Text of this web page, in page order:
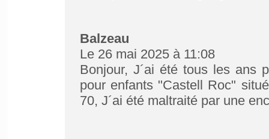
Balzeau
Le 26 mai 2025 à 11:08
Bonjour, J´ai été tous les ans
pour enfants "Castell Roc"
70, J´ai été maltraité par une